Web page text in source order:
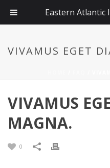
VIVAMUS EGET
VIVAMUS
MAGNA.
0
Eastern Atlantic